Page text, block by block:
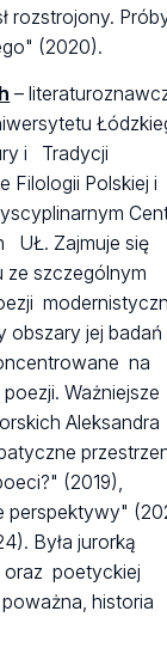
rozstrojony.
(2020).
–
i Tradycji
Filologii Polskiej i
UŁ. Zajmuje się
ze szczególnym
obszary jej badań
na
Ważniejsze
Aleksandra
(2019),
perspektywy"
Była jurorką
oraz poetyckiej
historia